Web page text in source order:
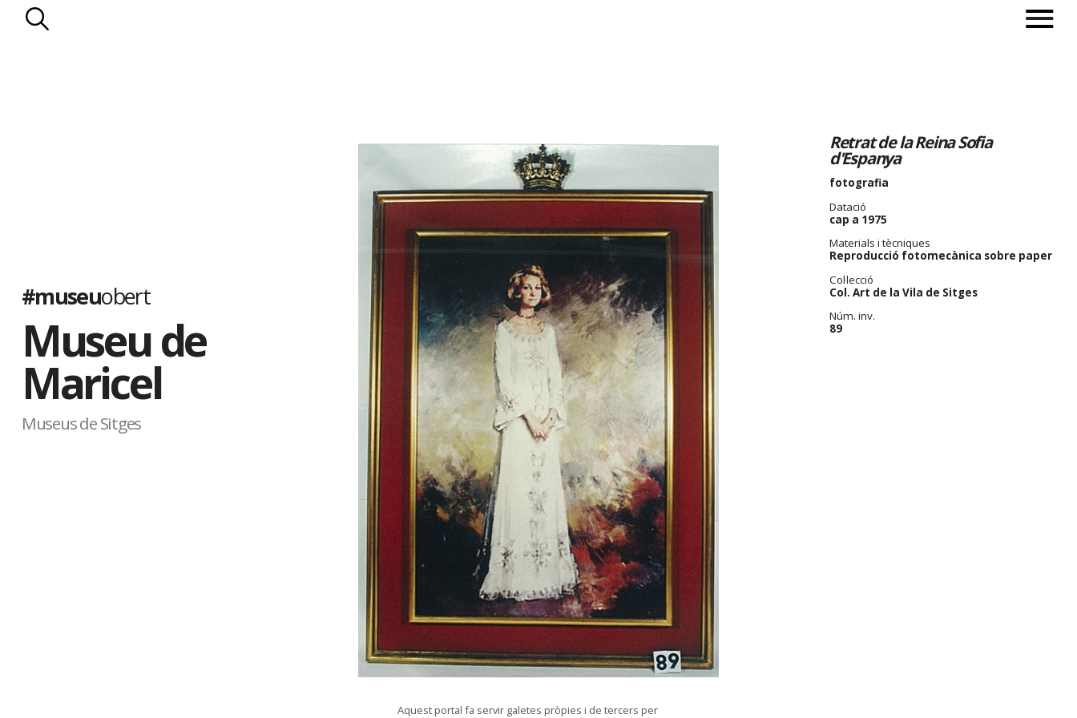
#museuobert
Museu de
Maricel
Museus de Sitges
Retrat de la Reina Sofia
d'Espanya
fotografia
Datació
cap a 1975
Materials i tècniques
Reproducció fotomecànica sobre paper
Col·lecció
Col. Art de la Vila de Sitges
Núm. inv.
89
Aquest portal fa servir galetes pròpies i de tercers per